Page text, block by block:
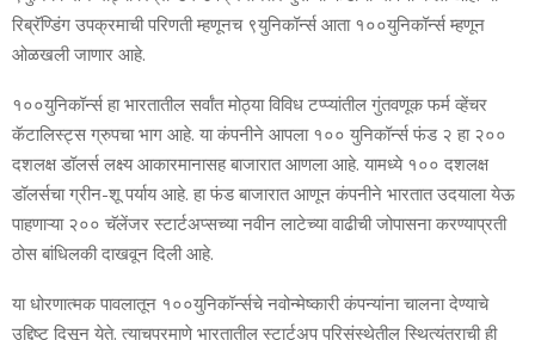
रिब्रॅण्डिंग उपक्रमाची परिणती म्हणूनच ९युनिकॉर्न्‍स आता १००युनिकॉर्न्‍स म्हणून
ओळखली जाणार आहे.
१००युनिकॉर्न्‍स हा भारतातील सर्वांत मोठ्या विविध टप्प्यांतील गुंतवणूक फर्म व्हेंचर
कॅटालिस्ट्स ग्रुपचा भाग आहे. या कंपनीने आपला १०० युनिकॉर्न्स फंड २ हा २००
दशलक्ष डॉलर्स लक्ष्य आकारमानासह बाजारात आणला आहे. यामध्ये १०० दशलक्ष
डॉलर्सचा ग्रीन-शू पर्याय आहे. हा फंड बाजारात आणून कंपनीने भारतात उदयाला येऊ
पाहणाऱ्या २०० चॅलेंजर स्टार्टअप्सच्या नवीन लाटेच्या वाढीची जोपासना करण्याप्रती
ठोस बांधिलकी दाखवून दिली आहे.
या धोरणात्मक पावलातून १००युनिकॉर्न्‍सचे नवोन्मेष्कारी कंपन्यांना चालना देण्याचे
उद्दिष्ट दिसून येते. त्याचप्रमाणे भारतातील स्टार्टअप परिसंस्थेतील स्थित्यंतराची ही